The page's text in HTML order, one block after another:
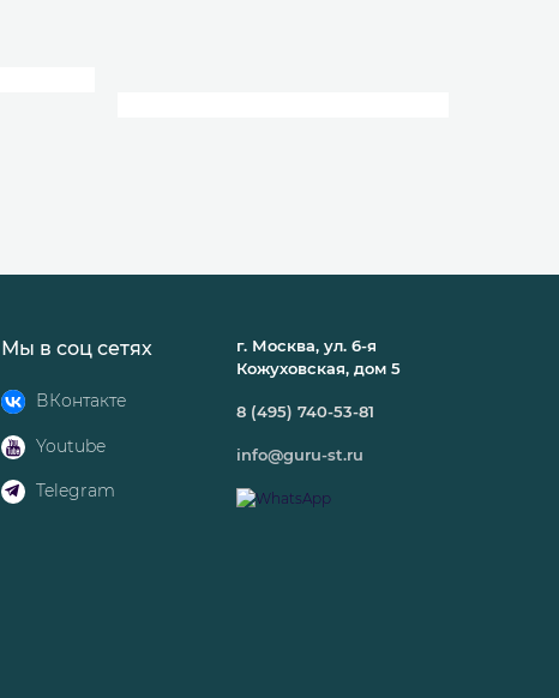
Мы в соц сетях
ВКонтакте
Youtube
Telegram
г. Москва, ул. 6-я
Кожуховская, дом 5
8 (495) 740-53-81
info@guru-st.ru